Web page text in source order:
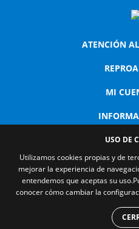
ATENCIÓN
MI
© 2026 Reproalba. Todos
USO DE
Utilizamos cookies propias y de
mejorar la experiencia de
entendemos que aceptas su uso.
conocer cómo cambiar la